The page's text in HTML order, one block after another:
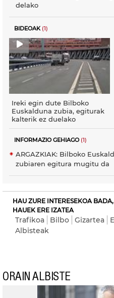
delako
BIDEOAK (1)
Ireki egin dute Bilboko
Euskalduna zubia, egiturak
kalterik ez duelako
INFORMAZIO GEHIAGO(1)
ARGAZKIAK: Bilboko
zubiaren egitura mugitu da
HAU ZURE INTERESEKOA
HAUEK ERE IZATEA
Trafikoa Bilbo Gizartea
Albisteak
ORAIN ALBISTE